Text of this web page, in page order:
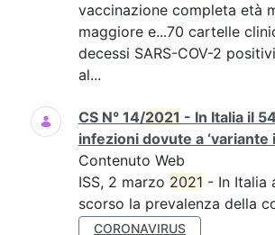
vaccinazione completa età
maggiore e...70 cartelle
decessi SARS-COV-2
al...
CS N° 14/2021 - In Italia il
infezioni dovute a ‘variante
Contenuto Web
ISS, 2 marzo 2021 - In Italia
scorso la prevalenza della
CORONAVIRUS